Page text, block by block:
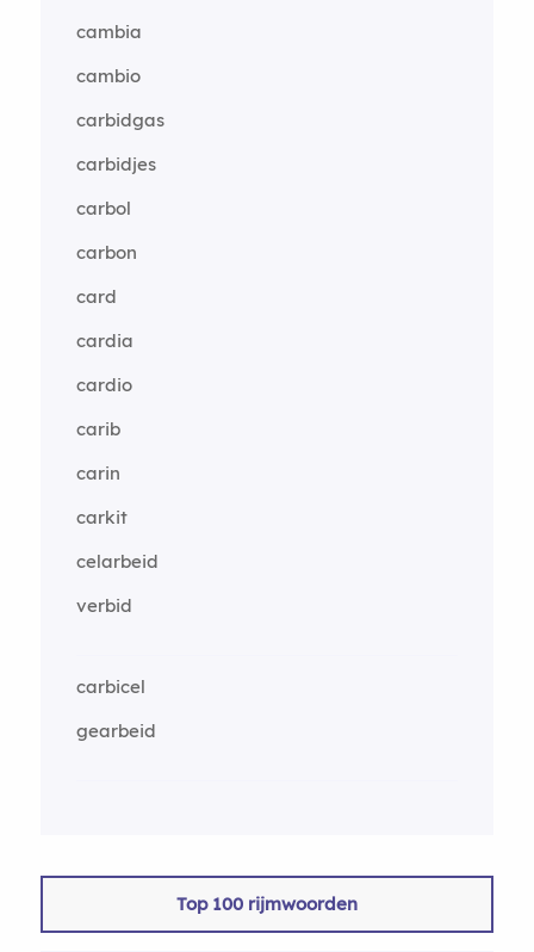
cambia
cambio
carbidgas
carbidjes
carbol
carbon
card
cardia
cardio
carib
carin
carkit
celarbeid
verbid
carbicel
gearbeid
Top 100 rijmwoorden